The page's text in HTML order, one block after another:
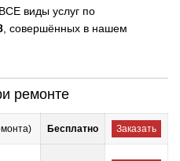
виды услуг по
, совершённых в нашем
ремонте
Бесплатно Заказать